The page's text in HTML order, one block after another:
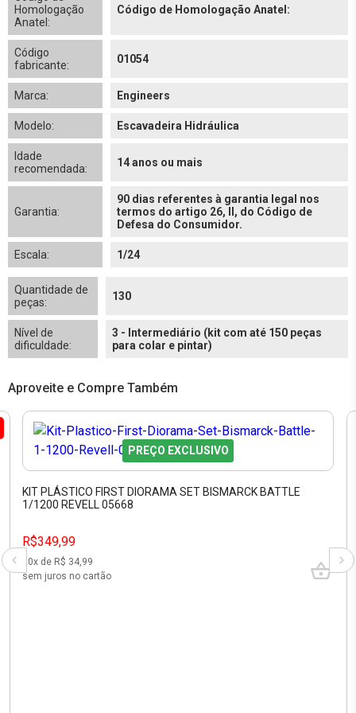
Homologação
Anatel:
Código de Homologação Anatel:
Código
fabricante:
01054
Marca: Engineers
Modelo: Escavadeira Hidráulica
Idade
recomendada:
14 anos ou mais
Garantia:
90 dias referentes à garantia legal nos
termos do artigo 26, II, do Código de
Defesa do Consumidor.
Escala: 1/24
Quantidade de
peças:
130
Nível de
dificuldade:
3 - Intermediário (kit com até 150 peças
para colar e pintar)
Aproveite e Compre Também
PREÇO EXCLUSIVO
KIT PLÁSTICO FIRST DIORAMA SET BISMARCK BATTLE
1/1200 REVELL 05668
R$349,99
10x de R$ 34,99
sem juros no cartão